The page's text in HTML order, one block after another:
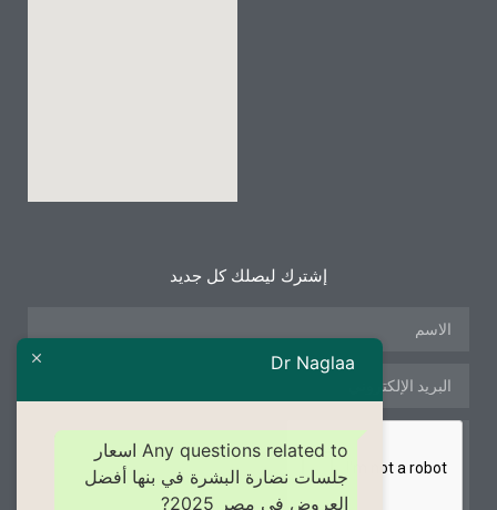
إشترك ليصلك كل جديد
Dr Naglaa
Any questions related to اسعار
جلسات نضارة البشرة في بنها أفضل
العروض في مصر 2025?